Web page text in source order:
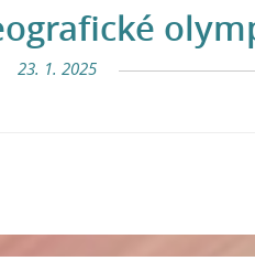
23. 1. 2025